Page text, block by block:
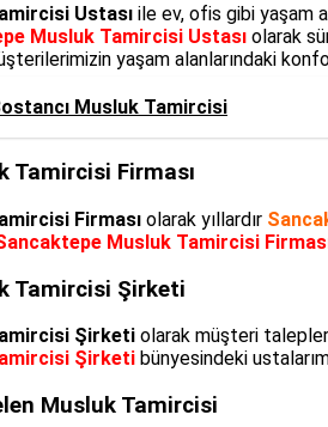
Ustası ile ev, ofis gibi yaşam
Musluk Tamircisi Ustası olarak
yaşam alanlarındaki
Musluk Tamircisi
Tamircisi Firması
Firması olarak yıllardır
Musluk Tamircisi
Tamircisi Şirketi
Şirketi olarak müşteri
Şirketi bünyesindeki
Musluk Tamircisi